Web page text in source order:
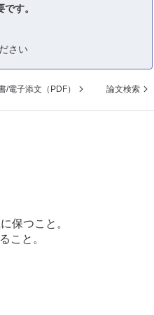
す。
さい
/電子添文（PDF） 論文検索
保つこと。
こと。